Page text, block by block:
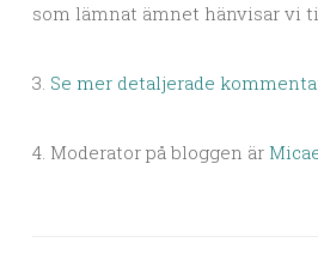
som lämnat ämnet hänvisar vi
3. Se mer detaljerade
4. Moderator på bloggen är